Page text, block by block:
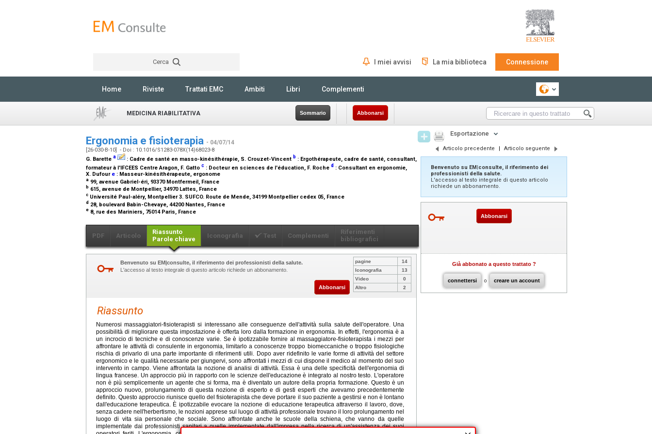
Cerca I miei avvisi La mia biblioteca Connessione
Home Riviste Trattati EMC Ambiti Libri Complementi
MEDICINA RIABILITATIVA Sommario Abbonarsi
Ergonomia e fisioterapia - 04/07/14
[26-030-B-10] - Doi : 10.1016/S1283-078X(14)68023-8
G. Barette a : Cadre de santé en masso-kinésithérapie, S. Crouzet-Vincent b : Ergothérapeute, cadre de santé, consultant,
formateur à l'IFCEES Centre Aragon, F. Gatto c : Docteur en sciences de l'éducation, F. Roche d : Consultant en ergonomie,
X. Dufour e : Masseur-kinésithérapeute, ergonome
a 99, avenue Gabriel-éri, 93370 Montfermeil, France
b 615, avenue de Montpellier, 34970 Lattes, France
c Université Paul-aléry, Montpellier 3. SUFCO. Route de Mende, 34199 Montpellier cedex 05, France
d 28, boulevard Babin-Chevaye, 44200 Nantes, France
e 8, rue des Mariniers, 75014 Paris, France
PDF Articolo
Riassunto
Parole chiave
Iconografia Test Complementi
Riferimenti
bibliografici
Benvenuto su EM|consulte, il riferimento dei professionisti della salute.
L'accesso al testo integrale di questo articolo richiede un abbonamento.
Abbonarsi
pagine
14
Iconografia
13
Video
0
Altro
2
Riassunto
Numerosi massaggiatori-fisioterapisti si interessano alle conseguenze dell'attività sulla salute dell'operatore. Una
possibilità di migliorare questa impostazione è offerta loro dalla formazione in ergonomia. In effetti, l'ergonomia è a
un incrocio di tecniche e di conoscenze varie. Se è ipotizzabile fornire al massaggiatore-fisioterapista i mezzi per
affrontare le attività di consulente in ergonomia, limitarlo a conoscenze troppo biomeccaniche o troppo fisiologiche
rischia di privarlo di una parte importante di riferimenti utili. Dopo aver ridefinito le varie forme di attività del settore
ergonomico e le qualità necessarie per giungervi, sono affrontati i mezzi di cui dispone il medico al momento del suo
intervento in campo. Viene affrontata la nozione di analisi di attività. Essa è una delle specificità dell'ergonomia di
lingua francese. Un approccio più in rapporto con le scienze dell'educazione è integrato al nostro testo. L'operatore
non è più semplicemente un agente che si forma, ma è diventato un autore della propria formazione. Questo è un
approccio nuovo, prolungamento di questa nozione di esperto e di gesti esperti che avevamo precedentemente
definito. Questo approccio riunisce quello del fisioterapista che deve portare il suo paziente a gestirsi e non è lontano
dall'educazione terapeutica. È ipotizzabile evocare la nozione di educazione terapeutica attraverso il lavoro, dove,
senza cadere nell'herbertismo, le nozioni apprese sul luogo di attività professionale trovano il loro prolungamento nel
luogo di vita sia personale che sociale. Sono affrontate anche le scuole della schiena, che vanno da quelle
implementate dai professionisti sanitari a quelle implementate dall'impresa nella ricerca di un'assistenza dei suoi
Esportazione
Articolo precedente | Articolo seguente
Benvenuto su EM|consulte, il riferimento dei
professionisti della salute.
L'accesso al testo integrale di questo articolo
richiede un abbonamento.
Abbonarsi
Già abbonato a questo trattato ?
connettersi o creare un account